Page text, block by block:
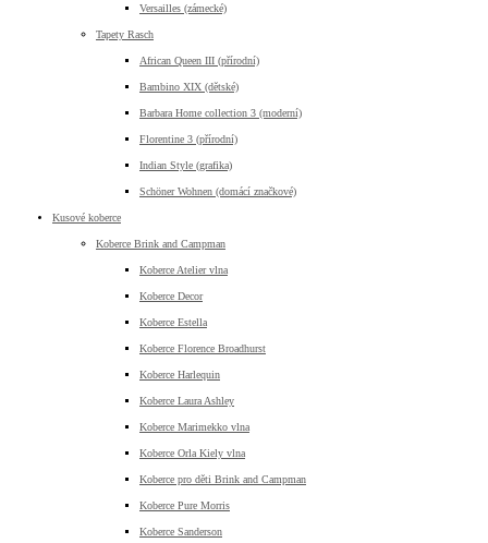
Versailles (zámecké)
Tapety Rasch
African Queen III (přírodní)
Bambino XIX (dětské)
Barbara Home collection 3 (moderní)
Florentine 3 (přírodní)
Indian Style (grafika)
Schöner Wohnen (domácí značkové)
Kusové koberce
Koberce Brink and Campman
Koberce Atelier vlna
Koberce Decor
Koberce Estella
Koberce Florence Broadhurst
Koberce Harlequin
Koberce Laura Ashley
Koberce Marimekko vlna
Koberce Orla Kiely vlna
Koberce pro děti Brink and Campman
Koberce Pure Morris
Koberce Sanderson